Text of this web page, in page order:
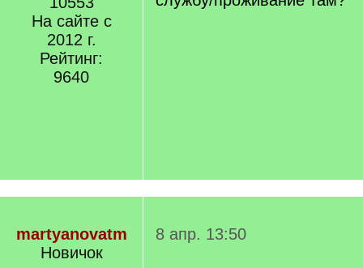
На сайте с
2012 г.
Рейтинг:
9640
martyanovatm
Новичок
8 апр. 13:50